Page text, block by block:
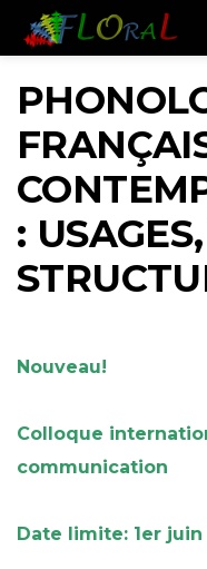
:
Nouveau!
Colloque
communication
Date limite: 1er juin